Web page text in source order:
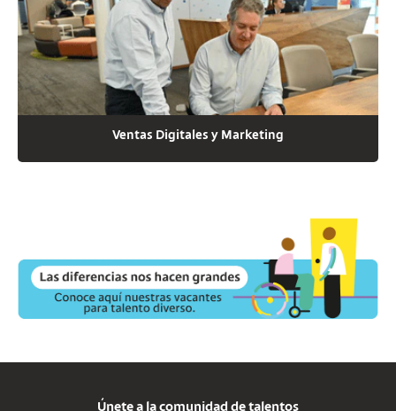
Ventas Digitales y Marketing
Únete a la comunidad de talentos